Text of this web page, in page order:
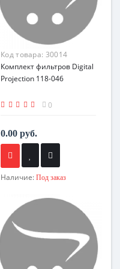
Код товара: 30014
Комплект фильтров Digital
Projection 118-046
0
0.00 руб.
Наличие: Под заказ